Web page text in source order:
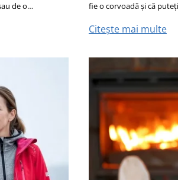
de o…
fie o corvoadă și că
Citește mai multe